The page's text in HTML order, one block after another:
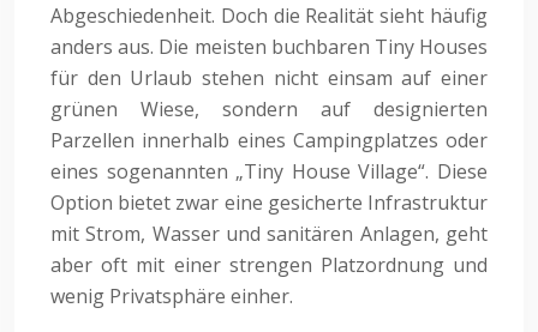
Abgeschiedenheit. Doch die Realität sieht häufig
anders aus. Die meisten buchbaren Tiny Houses
für den Urlaub stehen nicht einsam auf einer
grünen Wiese, sondern auf designierten
Parzellen innerhalb eines Campingplatzes oder
eines sogenannten „Tiny House Village“. Diese
Option bietet zwar eine gesicherte Infrastruktur
mit Strom, Wasser und sanitären Anlagen, geht
aber oft mit einer strengen Platzordnung und
wenig Privatsphäre einher.